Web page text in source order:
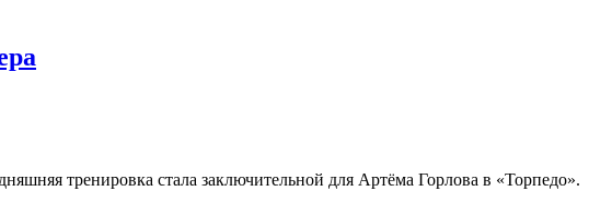
тренировка стала заключительной для Артёма Горлова в «Торпедо».